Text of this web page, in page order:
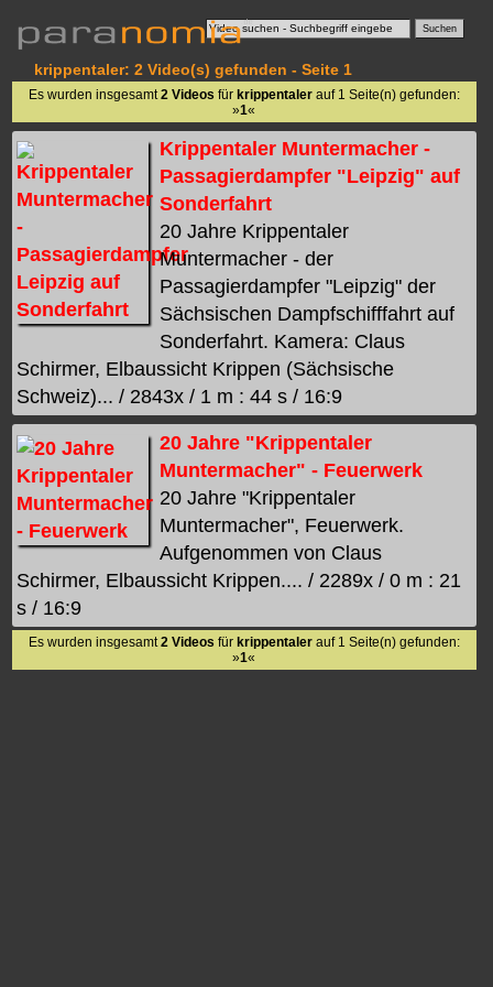
krippentaler: 2 Video(s) gefunden - Seite 1
Es wurden insgesamt 2 Videos für krippentalerauf 1 Seite(n) gefunden:
»1«
Krippentaler Muntermacher -
Passagierdampfer "Leipzig" auf
Sonderfahrt
20 Jahre Krippentaler
Muntermacher - der
Passagierdampfer "Leipzig" der
Sächsischen Dampfschifffahrt auf
Sonderfahrt. Kamera: Claus
Schirmer, Elbaussicht Krippen (Sächsische
Schweiz)... / 2843x / 1 m : 44 s / 16:9
20 Jahre "Krippentaler
Muntermacher" - Feuerwerk
20 Jahre "Krippentaler
Muntermacher", Feuerwerk.
Aufgenommen von Claus
Schirmer, Elbaussicht Krippen.... / 2289x / 0 m : 21
s / 16:9
Es wurden insgesamt2 Videos für krippentalerauf 1 Seite(n) gefunden:
»1«